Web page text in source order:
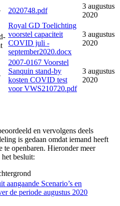
2020748.pdf
3 augustus
2020
Royal GD Toelichting
voorstel capaciteit
COVID juli -
september2020.docx
3 augustus
2020
2007-0167 Voorstel
Sanquin stand-by
kosten COVID test
voor VWS210720.pdf
3 augustus
2020
en vervolgens deels
is gedaan omdat iemand heeft
te openbaren. Hieronder meer
besluit:
aangaande Scenario’s en
de periode augustus 2020